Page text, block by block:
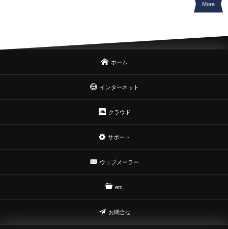
More
ホーム
インターネット
クラウド
サポート
ウェブメーラー
etc.
お問合せ